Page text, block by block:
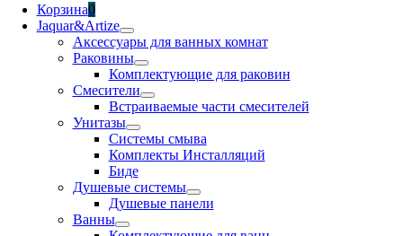
Корзина0
Jaquar&Artize
Аксессуары для ванных комнат
Раковины
Комплектующие для раковин
Смесители
Встраиваемые части смесителей
Унитазы
Системы смыва
Комплекты Инсталляций
Биде
Душевые системы
Душевые панели
Ванны